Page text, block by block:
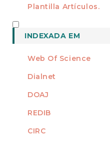
Plantilla Artículos.
INDEXADA EM
Web Of Science
Dialnet
DOAJ
REDIB
CIRC